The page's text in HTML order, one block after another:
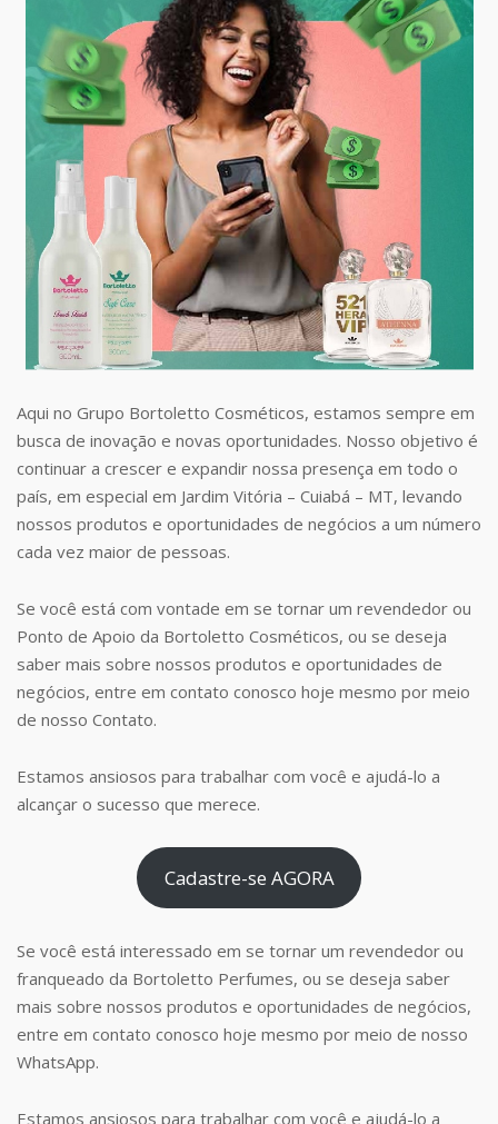
Aqui no Grupo Bortoletto Cosméticos, estamos sempre em
busca de inovação e novas oportunidades. Nosso objetivo é
continuar a crescer e expandir nossa presença em todo o
país, em especial em Jardim Vitória – Cuiabá – MT, levando
nossos produtos e oportunidades de negócios a um número
cada vez maior de pessoas.
Se você está com vontade em se tornar um revendedor ou
Ponto de Apoio da Bortoletto Cosméticos, ou se deseja
saber mais sobre nossos produtos e oportunidades de
negócios, entre em contato conosco hoje mesmo por meio
de nosso Contato.
Estamos ansiosos para trabalhar com você e ajudá-lo a
alcançar o sucesso que merece.
Cadastre-se AGORA
Se você está interessado em se tornar um revendedor ou
franqueado da Bortoletto Perfumes, ou se deseja saber
mais sobre nossos produtos e oportunidades de negócios,
entre em contato conosco hoje mesmo por meio de nosso
WhatsApp.
Estamos ansiosos para trabalhar com você e ajudá-lo a